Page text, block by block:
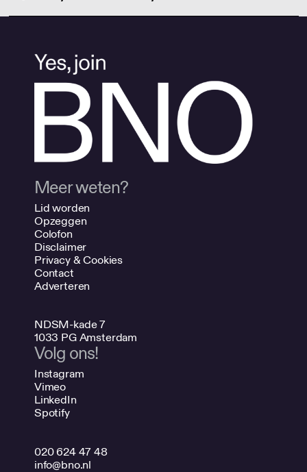
Meer weten?
Lid worden
Opzeggen
Colofon
Disclaimer
Privacy & Cookies
Contact
Adverteren
NDSM-kade 7
1033 PG Amsterdam
Volg ons!
Instagram
Vimeo
LinkedIn
Spotify
020 624 47 48
info@bno.nl